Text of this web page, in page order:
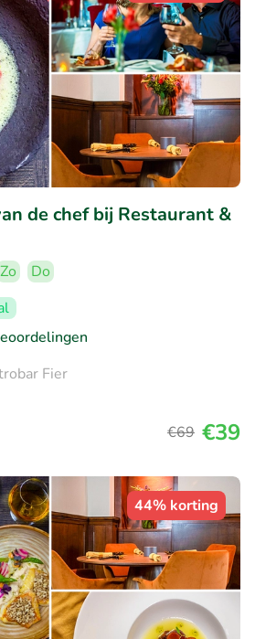
de chef bij Restaurant &
Zo
Do
Fier
€69 €39
44% korting